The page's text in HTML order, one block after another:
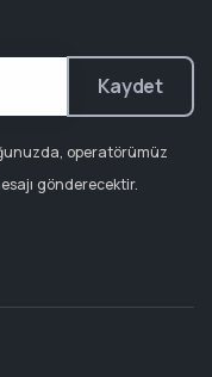
Kaydet
operatörümüz
gönderecektir.